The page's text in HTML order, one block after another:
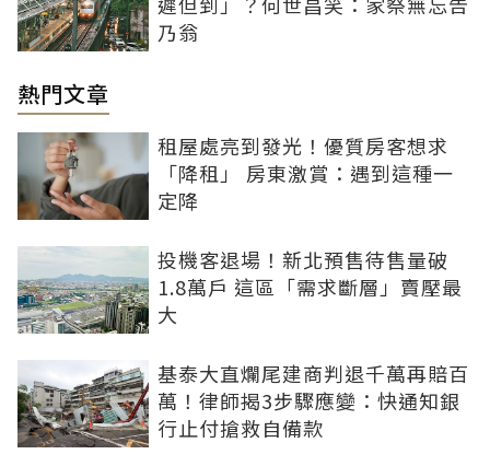
乃翁
熱門文章
租屋處亮到發光！優質房客想求
「降租」 房東激賞：遇到這種一
定降
投機客退場！新北預售待售量破
1.8萬戶 這區「需求斷層」賣壓最
大
基泰大直爛尾建商判退千萬再賠百
萬！律師揭3步驟應變：快通知銀
行止付搶救自備款